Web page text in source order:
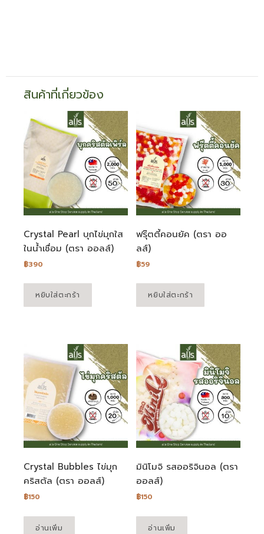
สินค้าที่เกี่ยวข้อง
Crystal Pearl บุกไข่มุกใส
ในน้ำเชื่อม (ตรา ออลส์)
฿390
หยิบใส่ตะกร้า
ฟรุ๊ตตี้คอนยัค (ตรา ออ
ลส์)
฿59
หยิบใส่ตะกร้า
Crystal Bubbles ไข่มุก
คริสตัล (ตรา ออลส์)
฿150
อ่านเพิ่ม
มินิโมจิ รสออริจินอล (ตรา
ออลส์)
฿150
อ่านเพิ่ม